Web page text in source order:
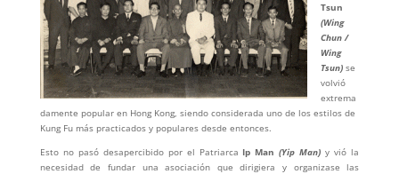
Tsun
(Wing
Chun /
Wing
Tsun)se
volvió
extrema
damente popular en Hong Kong, siendo considerada uno de los estilos de
Kung Fu más practicados y populares desde entonces.
Esto no pasó desapercibido por el Patriarca Ip Man(Yip Man) y vió la
necesidad de fundar una asociación que dirigiera y organizase las